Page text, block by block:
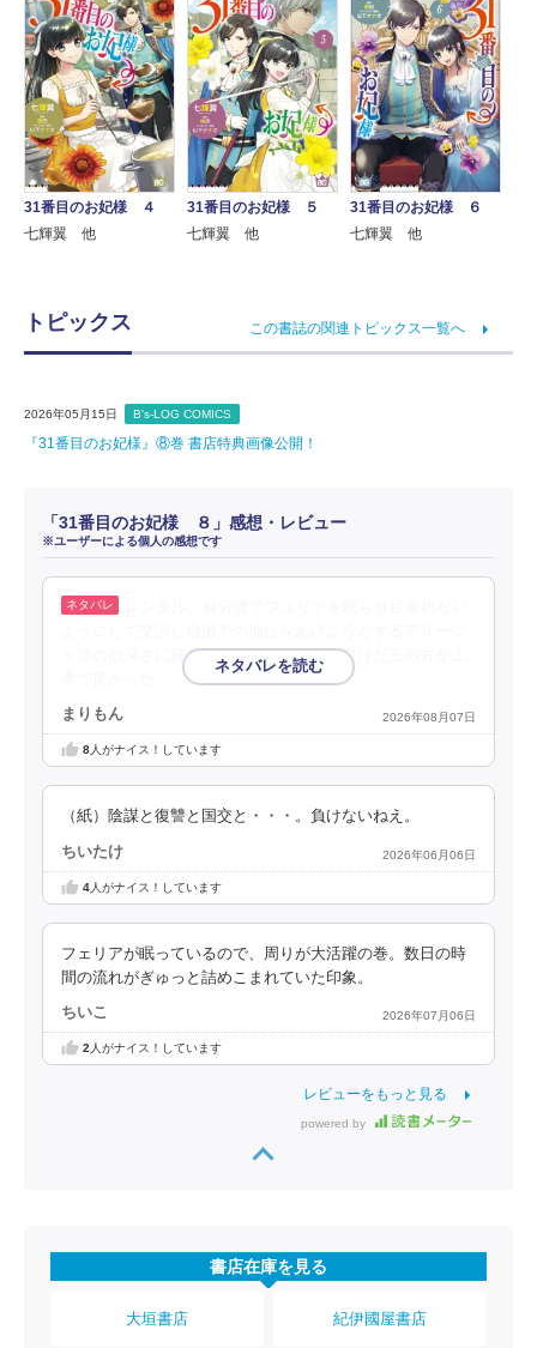
31番目のお妃様 ４
七輝翼 他
31番目のお妃様 ５
七輝翼 他
31番目のお妃様 ６
七輝翼 他
トピックス この書誌の関連トピックス一覧へ
2026年05月15日 B's-LOG COMICS
『31番目のお妃様』⑧巻 書店特典画像公開！
「31番目のお妃様 ８」感想・レビュー
※ユーザーによる個人の感想です
ャ達の欲深さに辟易。自白するように仕向けた王の方が上
まりもん 2026年08月07日
8人がナイス！しています
（紙）陰謀と復讐と国交と・・・。負けないねえ。
ちいたけ 2026年06月06日
4人がナイス！しています
フェリアが眠っているので、周りが大活躍の巻。数日の時
間の流れがぎゅっと詰めこまれていた印象。
ちいこ 2026年07月06日
2人がナイス！しています
レビューをもっと見る
powered by
書店在庫を見る
大垣書店 紀伊國屋書店